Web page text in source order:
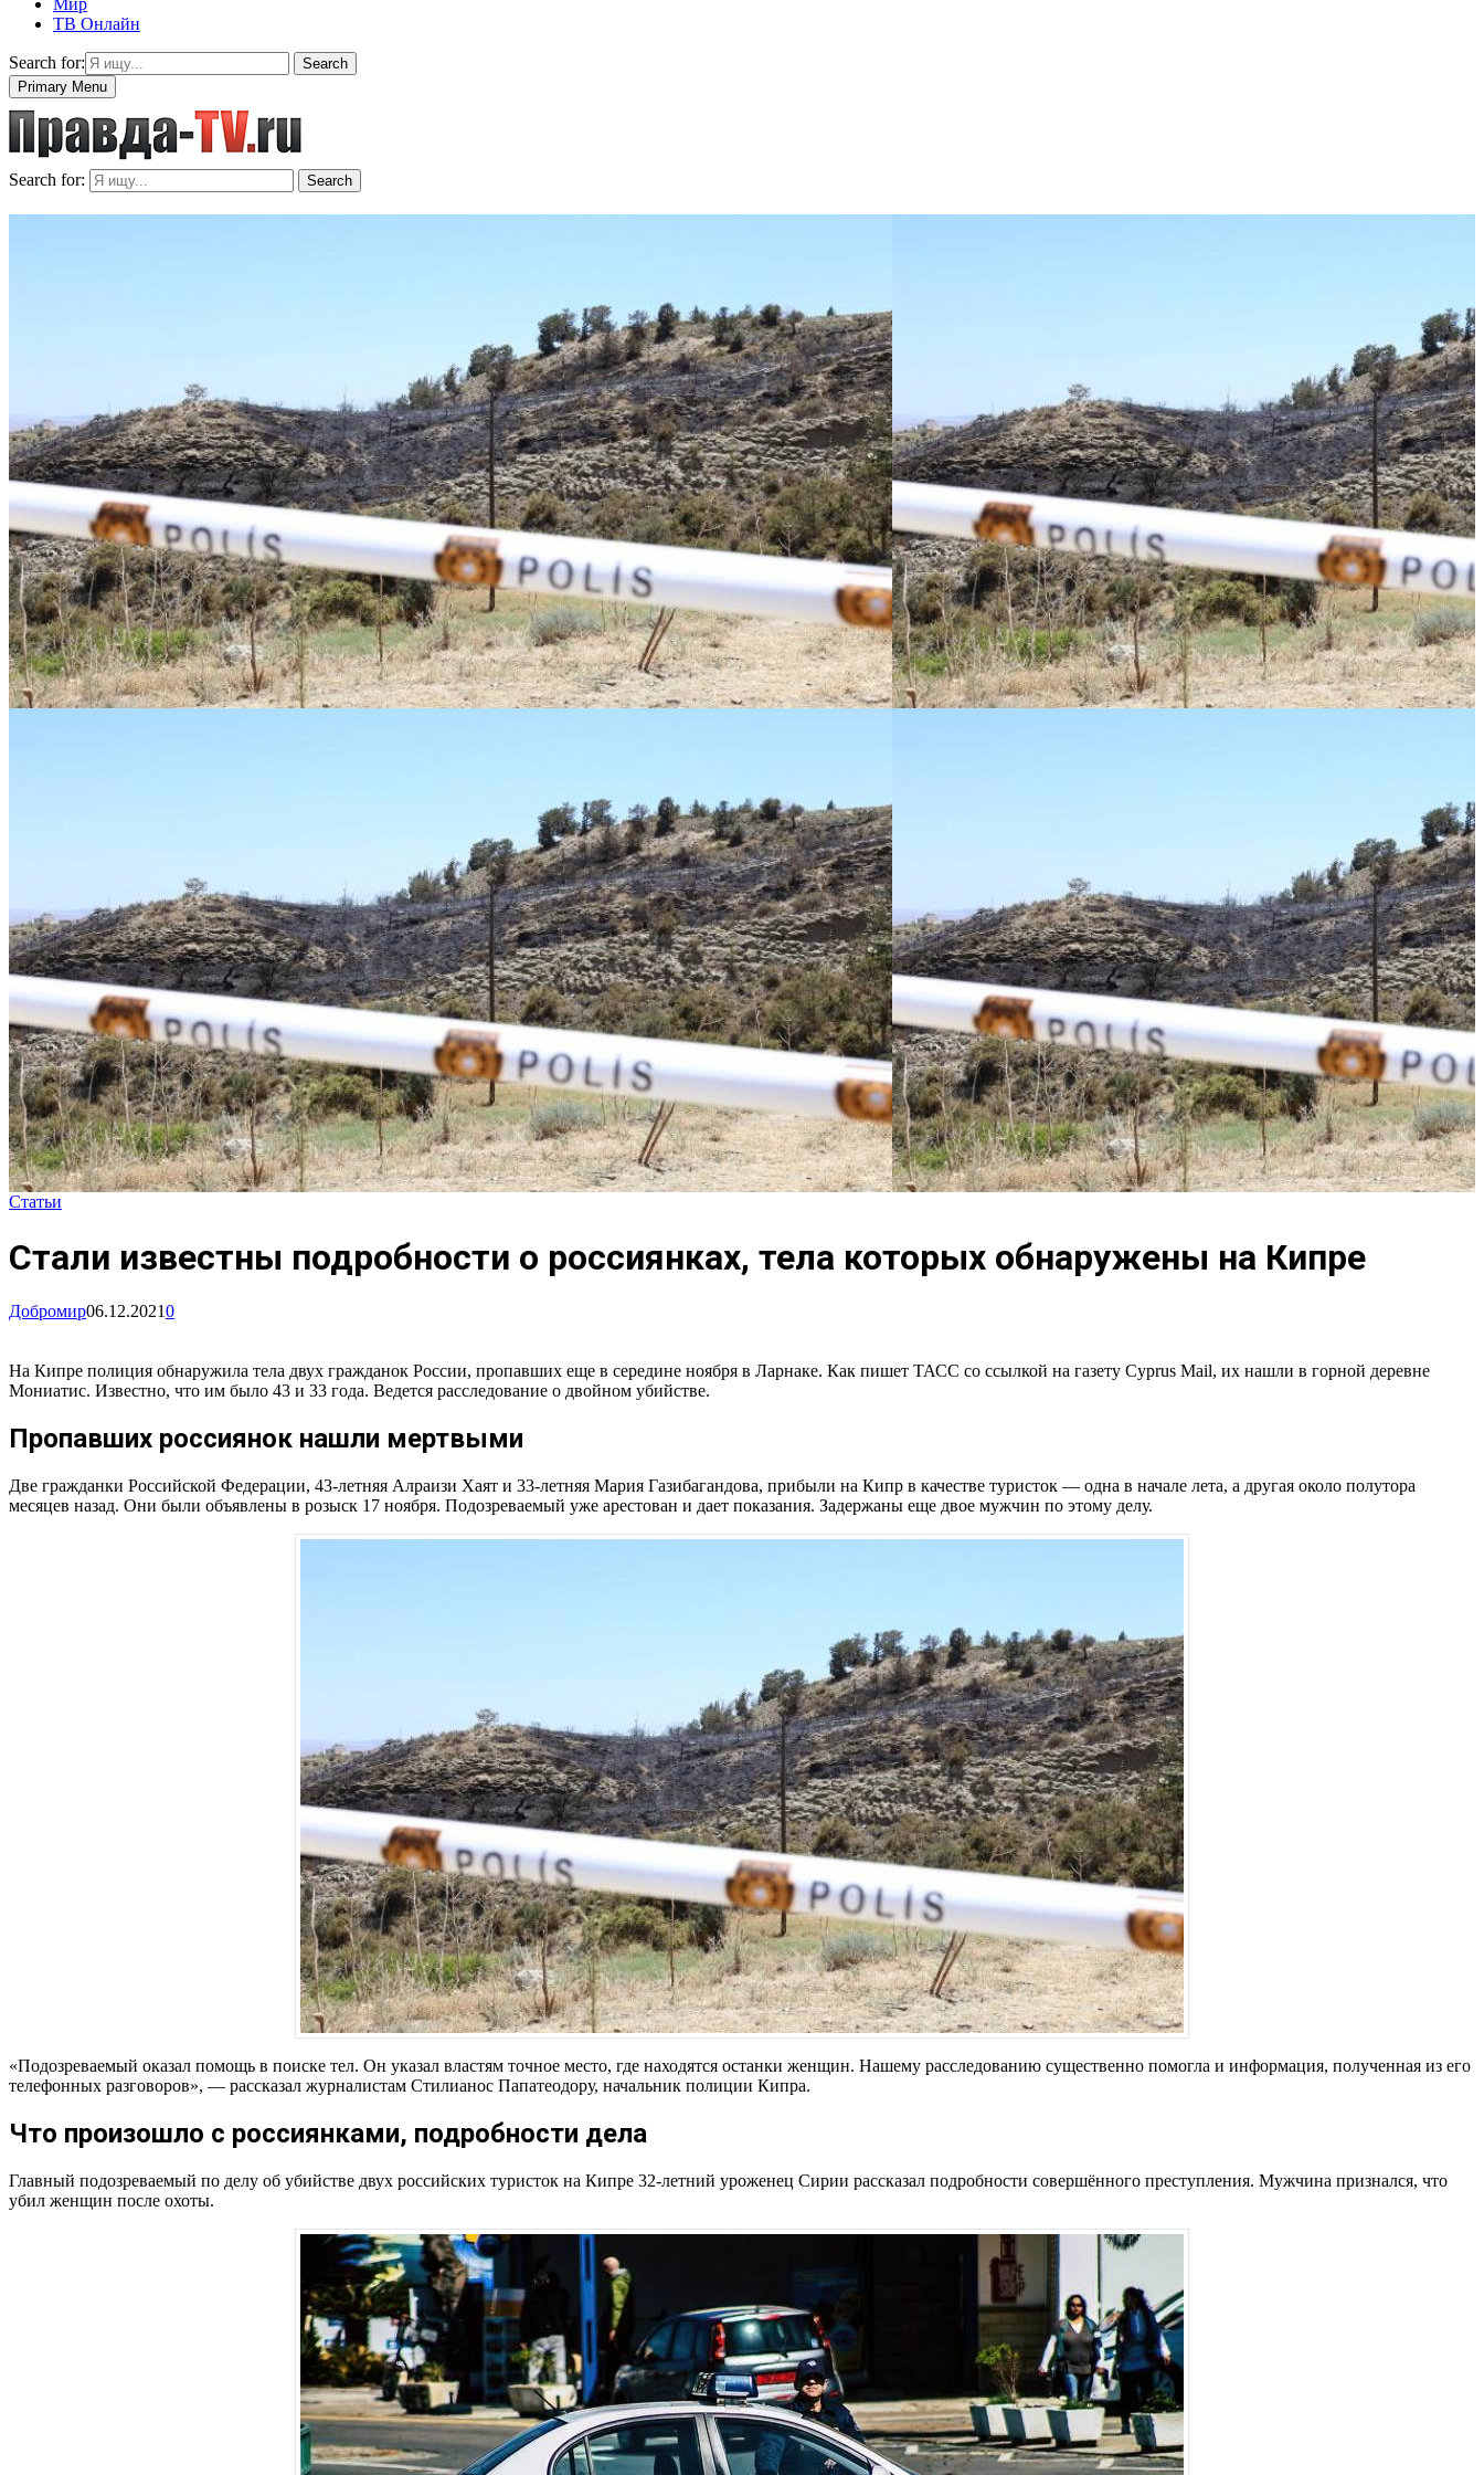
Мир
ТВ Онлайн
Search for:
Search
Primary Menu
Search for: Search
Статьи
Стали известны подробности о россиянках, тела которых обнаружены на Кипре
Добромир06.12.20210
На Кипре полиция обнаружила тела двух гражданок России, пропавших еще в середине ноября в Ларнаке. Как пишет ТАСС со ссылкой на газету Cyprus Mail, их нашли в горной деревне
Мониатис. Известно, что им было 43 и 33 года. Ведется расследование о двойном убийстве.
Пропавших россиянок нашли мертвыми
Две гражданки Российской Федерации, 43-летняя Алраизи Хаят и 33-летняя Мария Газибагандова, прибыли на Кипр в качестве туристок — одна в начале лета, а другая около полутора
месяцев назад. Они были объявлены в розыск 17 ноября. Подозреваемый уже арестован и дает показания. Задержаны еще двое мужчин по этому делу.
«Подозреваемый оказал помощь в поиске тел. Он указал властям точное место, где находятся останки женщин. Нашему расследованию существенно помогла и информация, полученная из его
телефонных разговоров», — рассказал журналистам Стилианос Папатеодору, начальник полиции Кипра.
Что произошло с россиянками, подробности дела
Главный подозреваемый по делу об убийстве двух российских туристок на Кипре 32-летний уроженец Сирии рассказал подробности совершённого преступления. Мужчина признался, что
убил женщин после охоты.